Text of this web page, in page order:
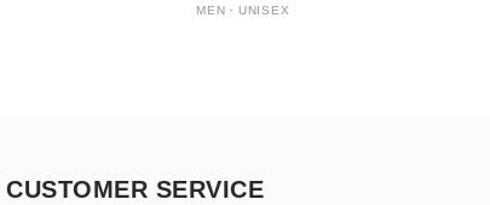
MEN・UNISEX
CUSTOMER SERVICE